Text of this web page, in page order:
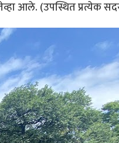
आले. (उपस्थित